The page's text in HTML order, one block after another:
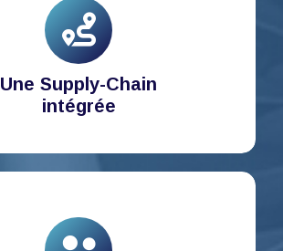
Une Supply-Chain
intégrée